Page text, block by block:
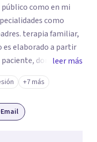
como en mi
como
terapia familiar,
elaborado a partir
paciente, donde
en la orientación de
técnicos amplios y
de cada
leer más
+7 más
Email